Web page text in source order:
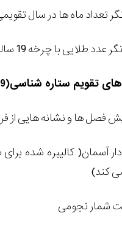
تقویم ستاره شناسی(9 قابلیت)
آسمان( کالیبره شده
کند)